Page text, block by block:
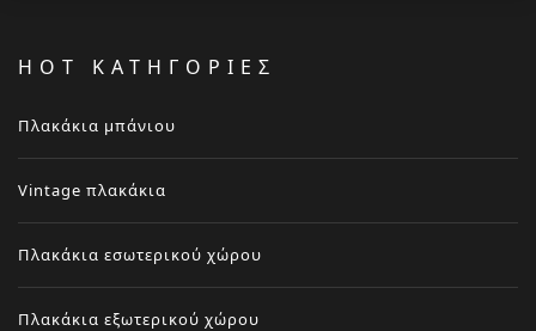
HOT ΚΑΤΗΓΟΡΙΕΣ
Πλακάκια μπάνιου
Vintage πλακάκια
Πλακάκια εσωτερικού χώρου
Πλακάκια εξωτερικού χώρου